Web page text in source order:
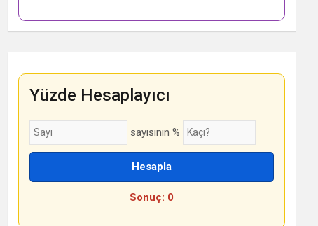
Yüzde Hesaplayıcı
sayısının %
Hesapla
Sonuç: 0